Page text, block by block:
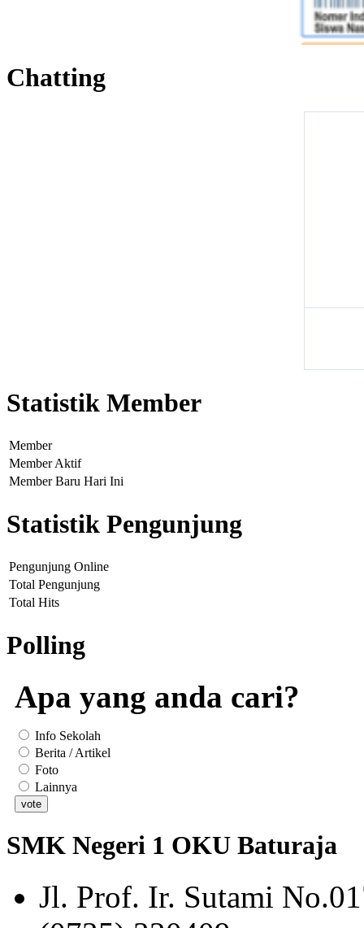
Chatting
Statistik Member
Member
Member Aktif
Member Baru Hari Ini
Statistik Pengunjung
Pengunjung Online
Total Pengunjung
Total Hits
Polling
Apa yang anda cari?
Info Sekolah
Berita / Artikel
Foto
Lainnya
SMK Negeri 1 OKU Baturaja
Jl. Prof. Ir. Sutami